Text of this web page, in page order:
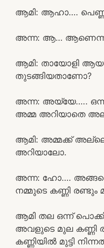
ആമി: ആഹാ….
അന്ന: ആ… ആണെന്ന്
ആമി: തായോളി
തുടങ്ങിയതാണോ?
അന്ന: അയ്യേ…..
അമ്മ അറിയാതെ
ആമി: അമ്മക്ക്
അറിയാലോ.
അന്ന: ഹോ….
നമ്മുടെ കണ്ണി രണ്ടും
ആമി തല ഒന്ന്
അവളുടെ മുല കണ്ണി
കണ്ണിയിൽ മുട്ടി